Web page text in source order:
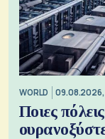
WORLD
Ποιες